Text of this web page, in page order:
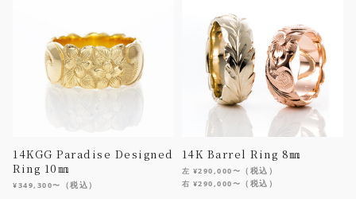
14KGG Paradise Designed
Ring 10㎜
¥349,300〜 （税込）
14K Barrel Ring 8㎜
左 ¥290,000〜 （税込）
右 ¥290,000〜 （税込）